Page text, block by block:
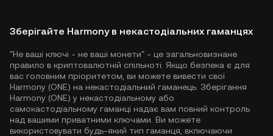
Зберігайте Harmony в некастодіальних гаманцях
"Не ваші ключі - не ваші монети" - це загальновизнане
правило в криптовалютній спільноті. Якщо безпека є для
вас головним пріоритетом, ви можете вивести свої
Harmony (ONE) на некастодіальний гаманець. Зберігання
Harmony (ONE) у некастодіальному або
самокастодіальному гаманці надає вам повний контроль
над вашими приватними ключами. Ви можете
використовувати будь-який тип гаманця, включаючи